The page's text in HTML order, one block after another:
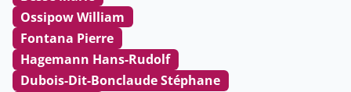
Ossipow William
Fontana Pierre
Hagemann Hans-Rudolf
Dubois-Dit-Bonclaude Stéphane